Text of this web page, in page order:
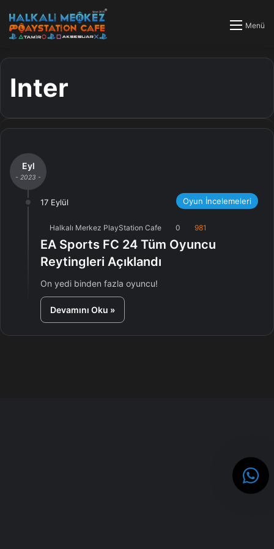
Menü
Inter
Eyl
- 2023 -
17 Eylül Oyun İncelemeleri
Halkalı Merkez PlayStation Cafe 0 981
EA Sports FC 24 Tüm Oyuncu
Reytingleri Açıklandı
On yedi binden fazla oyuncu!
Devamını Oku »